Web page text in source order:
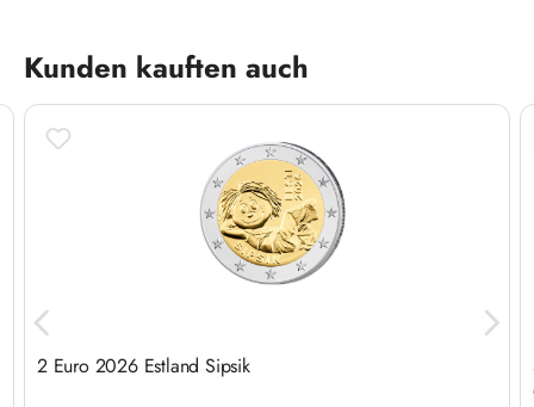
Produktgalerie überspringen
Kunden kauften auch
2 Euro 2026 Estland Sipsik